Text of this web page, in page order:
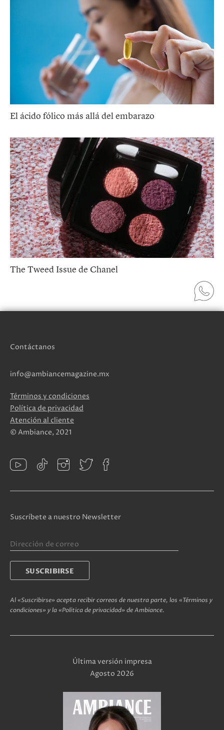
El ácido fólico más allá del embarazo
The Tweed Issue de Chanel
Contáctanos
info@ambiancemagazine.mx
Términos y condiciones
Política de privacidad
Atención al cliente
© Ambiance, 2021
Suscríbete a nuestro Newsletter
Al «Suscribirse» acepta recibir correos de nuestra parte, los «Términos y
condiciones» y la «Política de privacidad» de Ambiance.
Última versión impresa
Agosto 2026